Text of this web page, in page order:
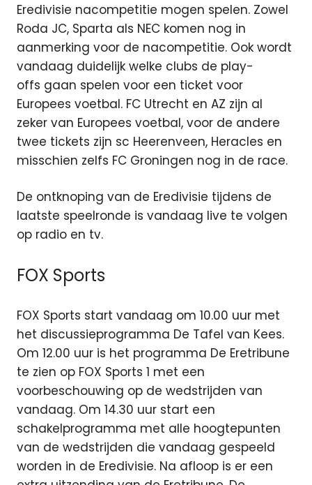
Eredivisie nacompetitie mogen spelen. Zowel
Roda JC, Sparta als NEC komen nog in
aanmerking voor de nacompetitie. Ook wordt
vandaag duidelijk welke clubs de play-
offs gaan spelen voor een ticket voor
Europees voetbal. FC Utrecht en AZ zijn al
zeker van Europees voetbal, voor de andere
twee tickets zijn sc Heerenveen, Heracles en
misschien zelfs FC Groningen nog in de race.
De ontknoping van de Eredivisie tijdens de
laatste speelronde is vandaag live te volgen
op radio en tv.
FOX Sports
FOX Sports start vandaag om 10.00 uur met
het discussieprogramma De Tafel van Kees.
Om 12.00 uur is het programma De Eretribune
te zien op FOX Sports 1 met een
voorbeschouwing op de wedstrijden van
vandaag. Om 14.30 uur start een
schakelprogramma met alle hoogtepunten
van de wedstrijden die vandaag gespeeld
worden in de Eredivisie. Na afloop is er een